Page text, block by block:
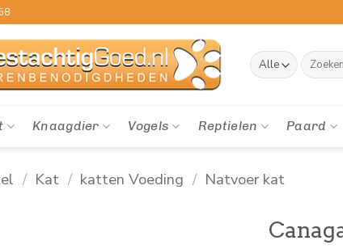
Zoeken
naar:
Knaagdier Vogels Reptielen Paard
/ Kat / katten Voeding / Natvoer kat